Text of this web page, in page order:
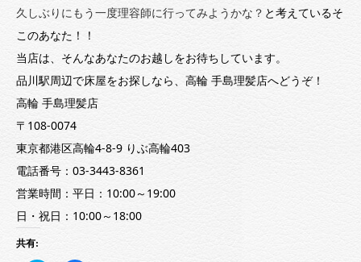
久しぶりにもう一度理容師に行ってみようかな？ と考えているそ
このあなた！！
当店は、そんなあなたのお越しをお待ちしています。
品川駅周辺で床屋をお探しなら、高輪 手島理髪店へどうぞ！
高輪 手島理髪店
〒108-0074
東京都港区高輪4-8-9 りぶ高輪403
電話番号：03-3443-8361
営業時間：平日：10:00～19:00
日・祝日：10:00～18:00
共有: